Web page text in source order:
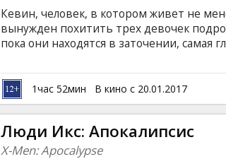
Кевин, человек, в котором живет не
вынужден похитить трех девочек
пока они находятся в заточении, самая
латышском и русском языках.
1час 52мин В кино с 20.01.2017
Люди Икс: Апокалипсис
X-Men: Apocalypse